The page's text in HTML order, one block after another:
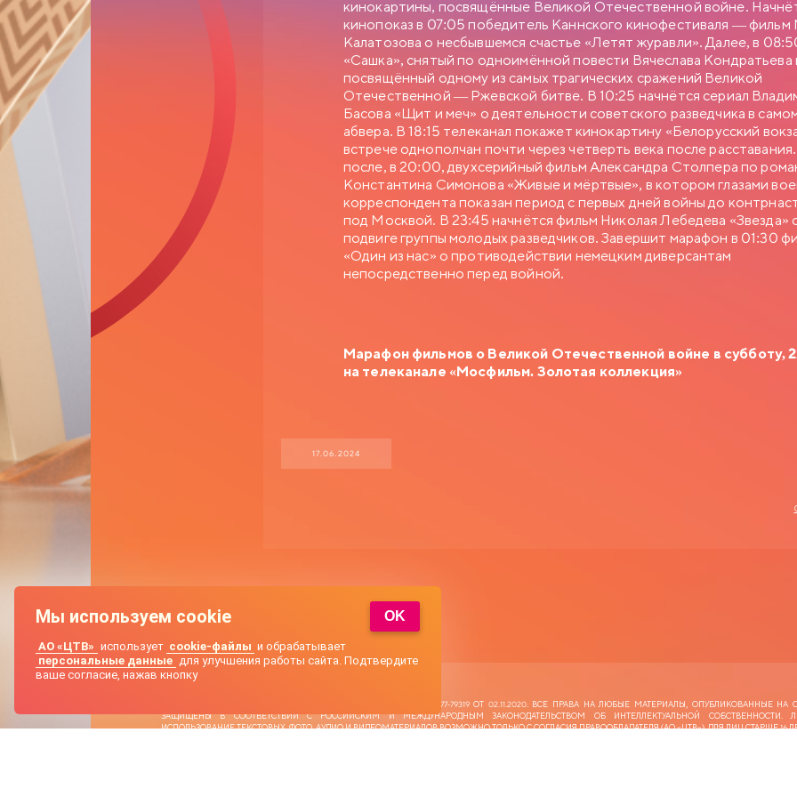
кинокартины, посвящённые Великой Отечественной войне.
кинопоказ в 07:05 победитель Каннского кинофестиваля — фильм
Калатозова о несбывшемся счастье «Летят журавли». Далее, в
«Сашка», снятый по одноимённой повести Вячеслава Кондратьева
посвящённый одному из самых трагических сражений Великой
Отечественной — Ржевской битве. В 10:25 начнётся сериал
Басова «Щит и меч» о деятельности советского разведчика в
абвера. В 18:15 телеканал покажет кинокартину «Белорусский
встрече однополчан почти через четверть века после
после, в 20:00, двухсерийный фильм Александра Столпера по
Константина Симонова «Живые и мёртвые», в котором глазами
корреспондента показан период с первых дней войны до
под Москвой. В 23:45 начнётся фильм Николая Лебедева «Звезда»
подвиге группы молодых разведчиков. Завершит марафон в 01:30
«Один из нас» о противодействии немецким диверсантам
непосредственно перед войной.
Марафон фильмов о Великой Отечественной войне в субботу,
на телеканале «Мосфильм. Золотая коллекция»
17.06.2024
2026 АО «ЦТВ‎». СВИДЕТЕЛЬСТВО О РЕГИСТРАЦИИ СМИ ЭЛ №ФС77-79319 ОТ 02.11.2020. ВСЕ ПРАВА НА ЛЮБЫЕ МАТЕРИАЛЫ, ОПУБЛИКОВАННЫЕ НА
ЗАЩИЩЕНЫ В СООТВЕТСТВИИ С РОССИЙСКИМ И МЕЖДУНАРОДНЫМ ЗАКОНОДАТЕЛЬСТВОМ ОБ ИНТЕЛЛЕКТУАЛЬНОЙ СОБСТВЕННОСТИ.
ИСПОЛЬЗОВАНИЕ ТЕКСТОВЫХ, ФОТО, АУДИО И ВИДЕОМАТЕРИАЛОВ ВОЗМОЖНО ТОЛЬКО С СОГЛАСИЯ ПРАВООБЛАДАТЕЛЯ (АО «ЦТВ‎»). ДЛЯ ЛИЦ СТАРШЕ 16
вакантное место зав. отделом, но он не знает как подступиться к этому делу. Старый
приятель Самохвалов советует ему приударить за Людмилой Прокопьевной
Калугиной, — сухарем в юбке и директором заведения…
Мы используем cookie OK
АО «ЦТВ» использует cookie-файлы и обрабатывает
персональные данные для улучшения работы сайта. Подтвердите
ваше согласие, нажав кнопку